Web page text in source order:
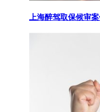
上海醉驾取保候审案